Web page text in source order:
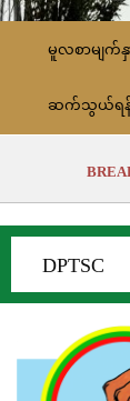
မူလစာမျက်နှ
ဆက်သွယ်ရ
DPTSC